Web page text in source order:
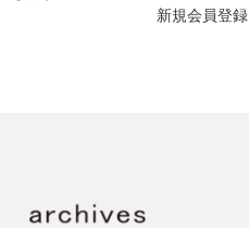
新規会員登録